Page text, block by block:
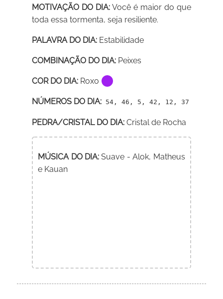
MOTIVAÇÃO DO DIA: Você é maior do que
toda essa tormenta, seja resiliente.
PALAVRA DO DIA: Estabilidade
COMBINAÇÃO DO DIA: Peixes
COR DO DIA: Roxo
NÚMEROS DO DIA: 54, 46, 5, 42, 12, 37
PEDRA/CRISTAL DO DIA: Cristal de Rocha
MÚSICA DO DIA: Suave - Alok, Matheus
e Kauan